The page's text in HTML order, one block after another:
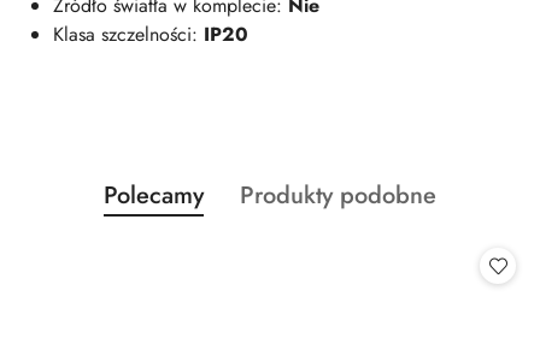
Źródło światła w komplecie: Nie
Klasa szczelności: IP20
Pomiń karuzelę produktów
Produkty
o
Polecamy
Produkty
Produkty podobne